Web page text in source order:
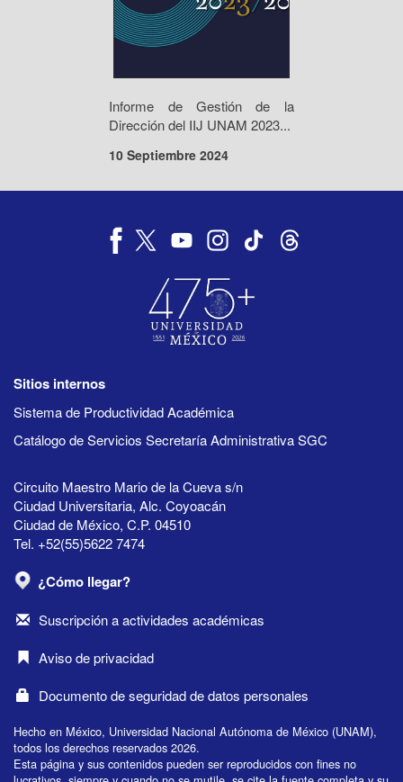
Informe de Gestión de la
Dirección del IIJ UNAM 2023...
10 Septiembre 2024
Sitios internos
Sistema de Productividad Académica
Catálogo de Servicios Secretaría Administrativa SGC
Circuito Maestro Mario de la Cueva s/n
Ciudad Universitaria, Alc. Coyoacán
Ciudad de México, C.P. 04510
Tel. +52(55)5622 7474
¿Cómo llegar?
Suscripción a actividades académicas
Aviso de privacidad
Documento de seguridad de datos personales
Hecho en México, Universidad Nacional Autónoma de México (UNAM),
todos los derechos reservados 2026.
Esta página y sus contenidos pueden ser reproducidos con fines no